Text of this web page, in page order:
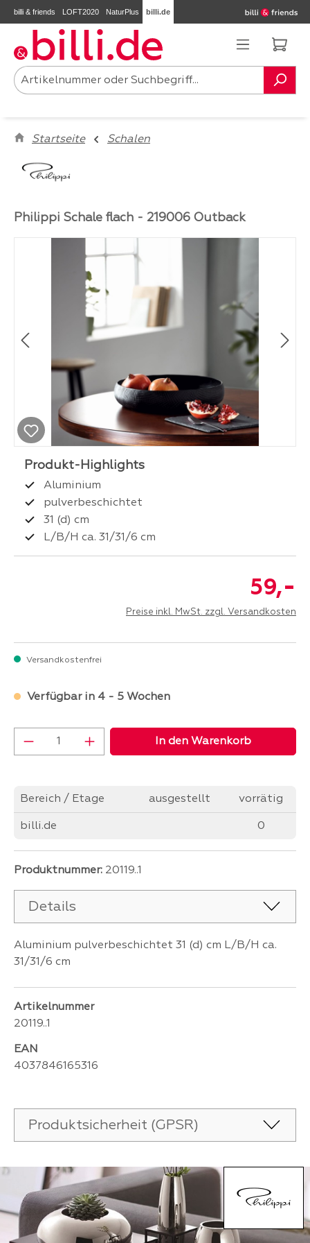
Zum Hauptinhalt springen
billi & friends LOFT2020 NaturPlus billi.de
Startseite Schalen
Philippi Schale flach - 219006 Outback
Aluminium
pulverbeschichtet
31 (d) cm
L/B/H ca. 31/31/6 cm
59,-
Preise inkl. MwSt. zzgl. Versandkosten
Versandkostenfrei
Verfügbar in 4 - 5 Wochen
Produkt Anzahl: Gib den gewünschten
In den Warenkorb
Bereich / Etage ausgestellt vorrätig
billi.de 0
Produktnummer: 20119..1
Details
Aluminium pulverbeschichtet 31 (d) cm L/B/H ca.
31/31/6 cm
Artikelnummer
20119..1
EAN
4037846165316
Produktsicherheit (GPSR)